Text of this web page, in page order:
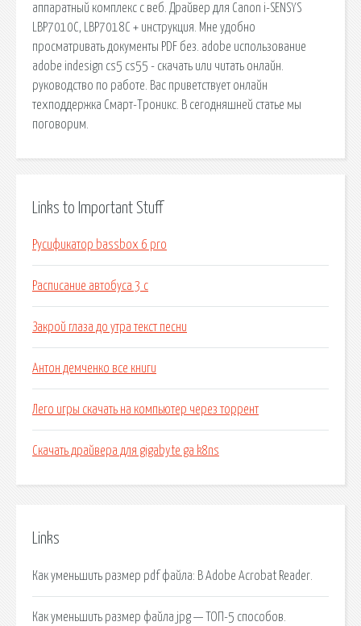
аппаратный комплекс с веб. Драйвер для Canon i-SENSYS
LBP7010C, LBP7018C + инструкция. Мне удобно
просматривать документы PDF без. adobe использование
adobe indesign cs5 cs55 - скачать или читать онлайн.
руководство по работе. Вас приветствует онлайн
техподдержка Смарт-Троникс. В сегодняшней статье мы
поговорим.
Links to Important Stuff
Русификатор bassbox 6 pro
Расписание автобуса 3 с
Закрой глаза до утра текст песни
Антон демченко все книги
Лего игры скачать на компьютер через торрент
Скачать драйвера для gigabyte ga k8ns
Links
Как уменьшить размер pdf файла: В Adobe Acrobat Reader.
Как уменьшить размер файла jpg — ТОП-5 способов.